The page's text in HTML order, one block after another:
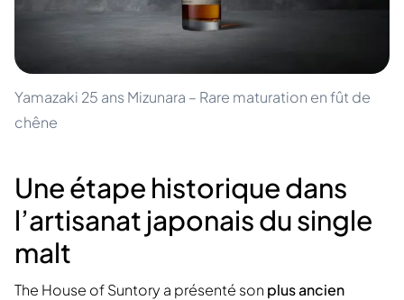
Yamazaki 25 ans Mizunara – Rare maturation en fût de
chêne
Une étape historique dans
l’artisanat japonais du single
malt
The House of Suntory a présenté son plus ancien